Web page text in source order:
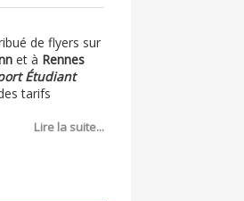
de flyers sur
et à Rennes
Étudiant
tarifs
Lire la suite...